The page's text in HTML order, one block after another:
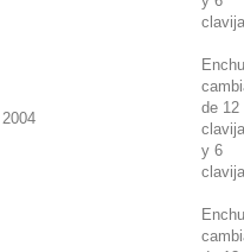
2004
de 12
y 6